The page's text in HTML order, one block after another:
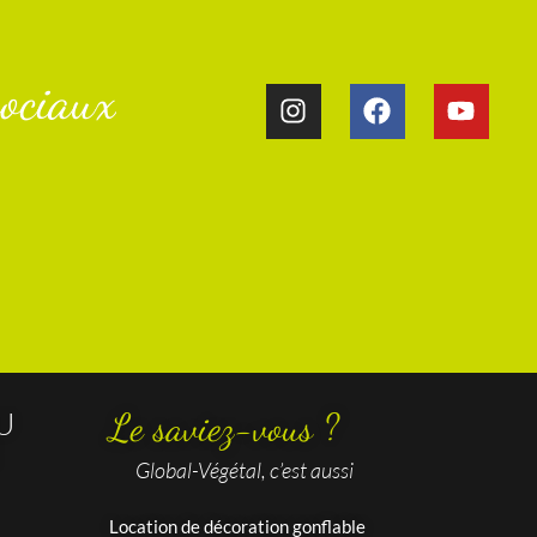
Le saviez-vous ?
Global-Végétal, c’est aussi
Location de décoration gonflable